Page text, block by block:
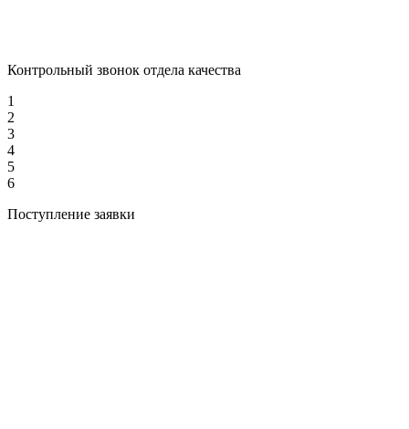
Контрольный звонок отдела качества
1
2
3
4
5
6
Поступление заявки